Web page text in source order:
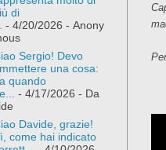
di
- 4/20/2026 - Anony
Sergio! Devo
una cosa:
quando
- 4/17/2026 - Da
Davide, grazie!
come hai indicato